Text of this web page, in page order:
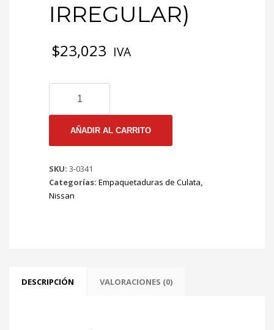
IRREGULAR)
$23,023 IVA
EMP
CULATA
NISSAN
66/73
CHERRY
70/73
cantidad
AÑADIR AL CARRITO
SKU: 3-0341
Categorías: Empaquetaduras de Culata,
Nissan
DESCRIPCIÓN VALORACIONES (0)